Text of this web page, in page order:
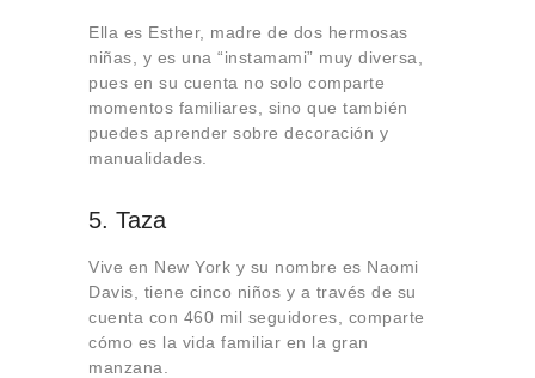
Ella es Esther, madre de dos hermosas
niñas, y es una “instamami” muy diversa,
pues en su cuenta no solo comparte
momentos familiares, sino que también
puedes aprender sobre decoración y
manualidades.
5. Taza
Vive en New York y su nombre es Naomi
Davis, tiene cinco niños y a través de su
cuenta con 460 mil seguidores, comparte
cómo es la vida familiar en la gran
manzana.